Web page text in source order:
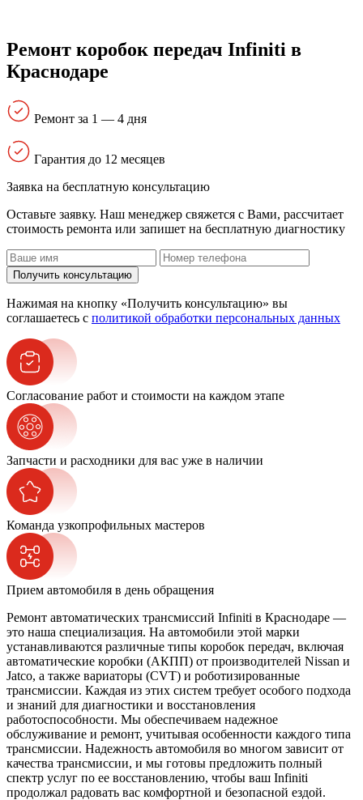
Ремонт коробок передач Infiniti в
Краснодаре
Ремонт за 1 — 4 дня
Гарантия до 12 месяцев
Заявка на бесплатную консультацию
Оставьте заявку. Наш менеджер свяжется с Вами, расcчитает
стоимость ремонта или запишет на бесплатную диагностику
Получить консультацию
Нажимая на кнопку «Получить консультацию» вы
соглашаетесь с политикой обработки персональных данных
Согласование работ и стоимости на каждом этапе
Запчасти и расходники для вас уже в наличии
Команда узкопрофильных мастеров
Прием автомобиля в день обращения
Ремонт автоматических трансмиссий Infiniti в Краснодаре —
это наша специализация. На автомобили этой марки
устанавливаются различные типы коробок передач, включая
автоматические коробки (АКПП) от производителей Nissan и
Jatco, а также вариаторы (CVT) и роботизированные
трансмиссии. Каждая из этих систем требует особого подхода
и знаний для диагностики и восстановления
работоспособности. Мы обеспечиваем надежное
обслуживание и ремонт, учитывая особенности каждого типа
трансмиссии. Надежность автомобиля во многом зависит от
качества трансмиссии, и мы готовы предложить полный
спектр услуг по ее восстановлению, чтобы ваш Infiniti
продолжал радовать вас комфортной и безопасной ездой.